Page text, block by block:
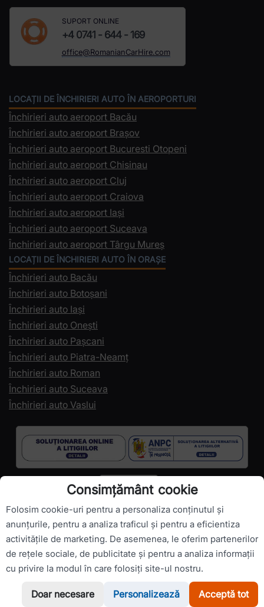
SUPORT ONLINE
+4 0741 - 644 - 169
office@RomanianCarHire.com
LOCAȚII DE ÎNCHIRIERI AUTO ÎN AEROPORTURI
Închirieri auto aeroport Bacău
Închirieri auto aeroport Brașov
Închirieri auto aeroport Bucuresti Otopeni
Închirieri auto aeroport Chisinau
Închirieri auto aeroport Cluj
Închirieri auto aeroport Craiova
Închirieri auto aeroport Iași
Închirieri auto aeroport Suceava
Închirieri auto aeroport Târgu Mureș
LOCAȚII DE ÎNCHIRIERI AUTO ÎN ORAȘE
Închirieri auto Bacău
Închirieri auto Botoșani
Închirieri auto Iași
Închirieri auto Onești
Închirieri auto Pașcani
Închirieri auto Piatra-Neamț
Închirieri auto Roman
Închirieri auto Suceava
Închirieri auto Vaslui
Drepturi de autor ©RomanianCarHire.com- Toate drepturile
sunt rezervate.
WhatsApp Sună-ne
Consimțământ cookie
Folosim cookie-uri pentru a personaliza conținutul și
anunțurile, pentru a analiza traficul și pentru a eficientiza
activitățile de marketing. De asemenea, le oferim partenerilor
de rețele sociale, de publicitate și pentru a analiza informații
cu privire la modul în care folosiți site-ul nostru.
Doar necesare Personalizează Acceptă tot